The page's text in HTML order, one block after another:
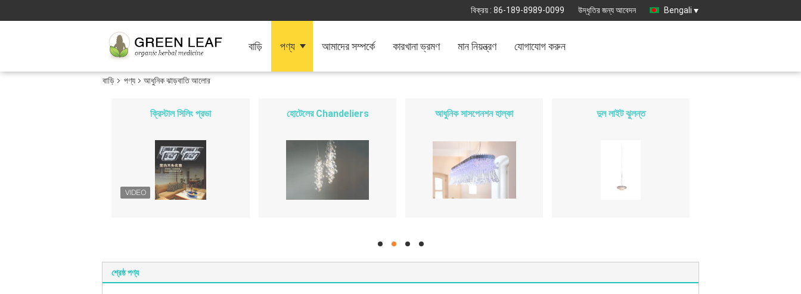
বিক্রয় : 86-189-8989-0099 উদ্ধৃতির জন্য আবেদন Bengali
বাড়ি পণ্য আমাদের সম্পর্কে কারখানা ভ্রমণ মান নিয়ন্ত্রণ যোগাযোগ করুন
বাড়ি পণ্য আধুনিক ঝাড়বাতি আলোর
ক্রিস্টাল সিলিং প্রভা হোটেলের Chandeliers আধুনিক সাসপেনশন হাল্কা দুল লাইট ঝুলন্ত
hd hd hd hd
শ্রেষ্ঠ পণ্য